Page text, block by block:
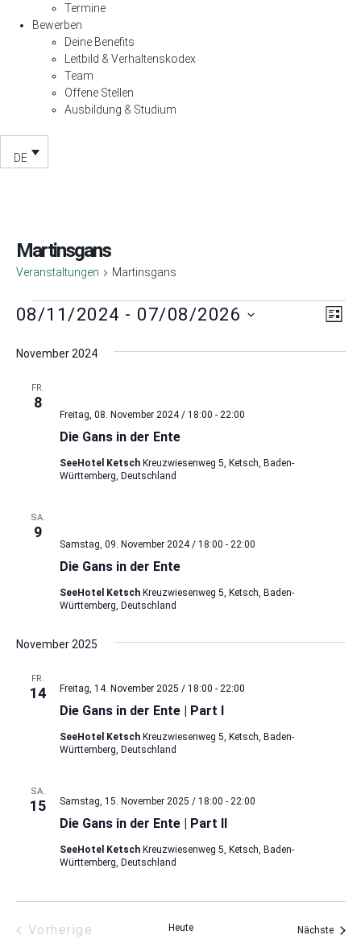
Termine
Bewerben
Deine Benefits
Leitbild & Verhaltenskodex
Team
Offene Stellen
Ausbildung & Studium
DE
Martinsgans
Veranstaltungen Martinsgans
Liste
08/11/2024 - 07/08/2026
wählen.
November 2024
FR.
8
Die Gans in der Ente
Freitag, 08. November 2024 / 18:00 - 22:00
SeeHotel Ketsch Kreuzwiesenweg 5, Ketsch, Baden-
Württemberg, Deutschland
SA.
9
Die Gans in der Ente
Samstag, 09. November 2024 / 18:00 - 22:00
SeeHotel Ketsch Kreuzwiesenweg 5, Ketsch, Baden-
Württemberg, Deutschland
November 2025
FR.
14
Die Gans in der Ente | Part I
Freitag, 14. November 2025 / 18:00 - 22:00
SeeHotel Ketsch Kreuzwiesenweg 5, Ketsch, Baden-
Württemberg, Deutschland
SA.
15
Die Gans in der Ente | Part II
Samstag, 15. November 2025 / 18:00 - 22:00
SeeHotel Ketsch Kreuzwiesenweg 5, Ketsch, Baden-
Württemberg, Deutschland
Vorherige Veranstaltungen
Heute Nächste